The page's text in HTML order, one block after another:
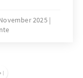
in
2025